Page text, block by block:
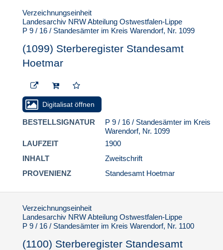
Verzeichnungseinheit
Landesarchiv NRW Abteilung Ostwestfalen-Lippe
P 9 / 16 / Standesämter im Kreis Warendorf, Nr. 1099
(1099) Sterberegister Standesamt
Hoetmar
Digitalisat öffnen
BESTELLSIGNATUR
P 9 / 16 / Standesämter im Kreis
Warendorf, Nr. 1099
LAUFZEIT
1900
INHALT
Zweitschrift
PROVENIENZ
Standesamt Hoetmar
Verzeichnungseinheit
Landesarchiv NRW Abteilung Ostwestfalen-Lippe
P 9 / 16 / Standesämter im Kreis Warendorf, Nr. 1100
(1100) Sterberegister Standesamt